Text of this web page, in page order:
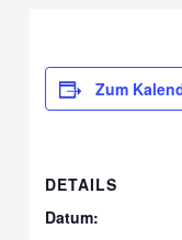
Zum
DETAILS
Datum: